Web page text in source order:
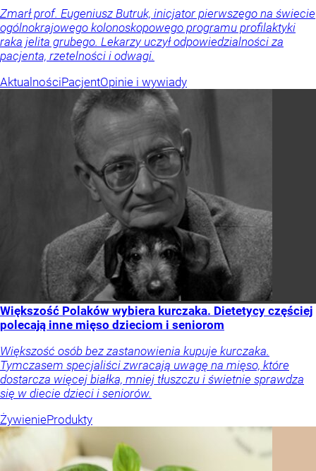
Zmarł prof. Eugeniusz Butruk, inicjator pierwszego na świecie
ogólnokrajowego kolonoskopowego programu profilaktyki
raka jelita grubego. Lekarzy uczył odpowiedzialności za
pacjenta, rzetelności i odwagi.
AktualnościPacjentOpinie i wywiady
Większość Polaków wybiera kurczaka. Dietetycy częściej
polecają inne mięso dzieciom i seniorom
Większość osób bez zastanowienia kupuje kurczaka.
Tymczasem specjaliści zwracają uwagę na mięso, które
dostarcza więcej białka, mniej tłuszczu i świetnie sprawdza
się w diecie dzieci i seniorów.
ŻywienieProdukty